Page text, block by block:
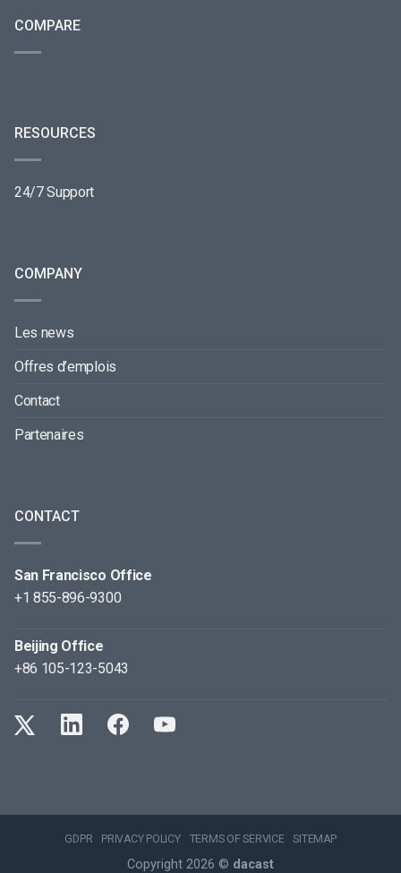
COMPARE
RESOURCES
24/7 Support
COMPANY
Les news
Offres d’emplois
Contact
Partenaires
CONTACT
San Francisco Office
+1 855-896-9300
Beijing Office
+86 105-123-5043
GDPR PRIVACY POLICY TERMS OF SERVICE SITEMAP
Copyright 2026 © dacast